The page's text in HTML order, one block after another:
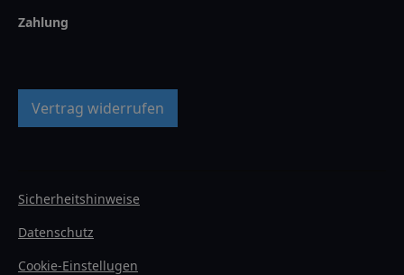
Zahlung
Vertrag widerrufen
Sicherheitshinweise
Datenschutz
Cookie-Einstellugen